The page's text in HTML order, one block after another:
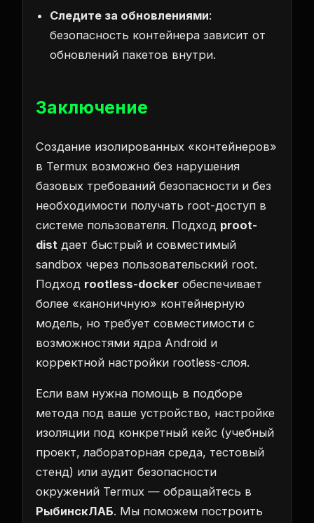
Следите за обновлениями:
безопасность контейнера зависит от
обновлений пакетов внутри.
Заключение
Создание изолированных «контейнеров»
в Termux возможно без нарушения
базовых требований безопасности и без
необходимости получать root-доступ в
системе пользователя. Подход proot-
dist дает быстрый и совместимый
sandbox через пользовательский root.
Подход rootless-docker обеспечивает
более «каноничную» контейнерную
модель, но требует совместимости с
возможностями ядра Android и
корректной настройки rootless-слоя.
Если вам нужна помощь в подборе
метода под ваше устройство, настройке
изоляции под конкретный кейс (учебный
проект, лабораторная среда, тестовый
стенд) или аудит безопасности
окружений Termux — обращайтесь в
РыбинскЛАБ. Мы поможем построить